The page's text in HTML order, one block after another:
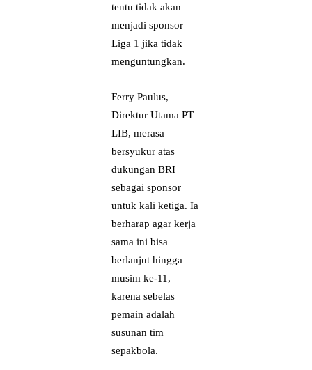
tentu tidak akan
menjadi sponsor
Liga 1 jika tidak
menguntungkan.
Ferry Paulus,
Direktur Utama PT
LIB, merasa
bersyukur atas
dukungan BRI
sebagai sponsor
untuk kali ketiga. Ia
berharap agar kerja
sama ini bisa
berlanjut hingga
musim ke-11,
karena sebelas
pemain adalah
susunan tim
sepakbola.